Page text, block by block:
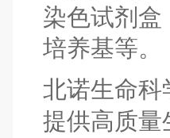
染色试剂盒
培养基等。
北诺生命科
提供高质量